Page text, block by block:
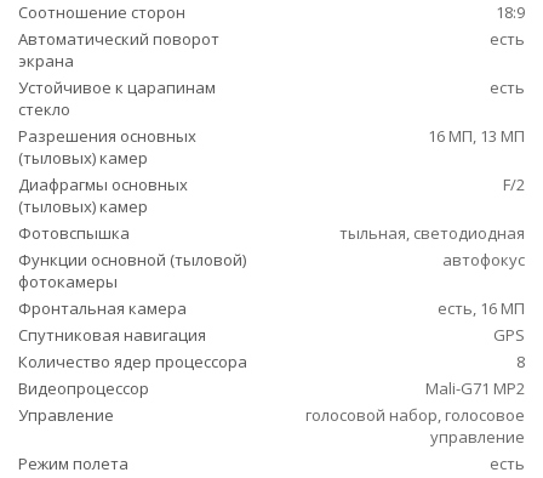
Соотношение сторон
18:9
Автоматический поворот
экрана
есть
Устойчивое к царапинам
стекло
есть
Разрешения основных
(тыловых) камер
16 МП, 13 МП
Диафрагмы основных
(тыловых) камер
F/2
Фотовспышка
тыльная, светодиодная
Функции основной (тыловой)
фотокамеры
автофокус
Фронтальная камера
есть, 16 МП
Спутниковая навигация
GPS
Количество ядер процессора
8
Видеопроцессор
Mali-G71 MP2
Управление
голосовой набор, голосовое
управление
Режим полета
есть